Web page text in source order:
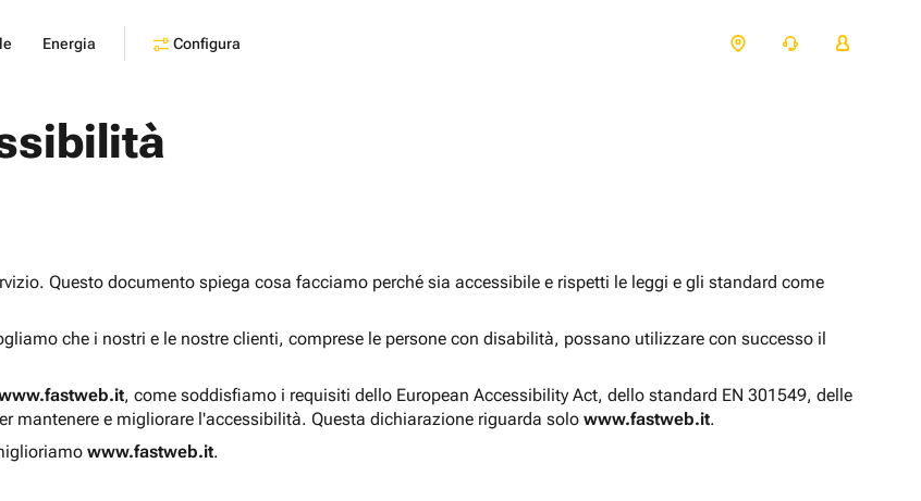
Energia Configura
Questo documento spiega cosa facciamo perché sia accessibile e rispetti le leggi e gli standard come
che i nostri e le nostre clienti, comprese le persone con disabilità, possano utilizzare con successo il
, come soddisfiamo i requisiti dello European Accessibility Act, dello standard EN 301549, delle
mantenere e migliorare l'accessibilità. Questa dichiarazione riguarda solo www.fastweb.it.
www.fastweb.it.